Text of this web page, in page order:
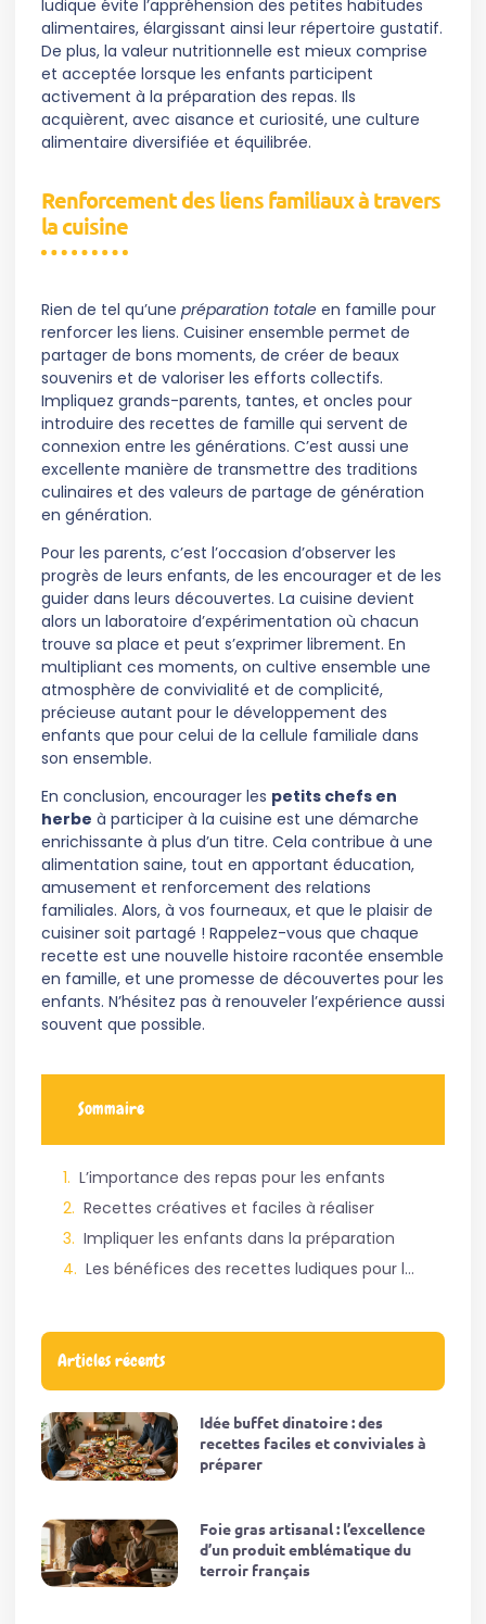
ludique évite l’appréhension des petites habitudes
alimentaires, élargissant ainsi leur répertoire gustatif.
De plus, la valeur nutritionnelle est mieux comprise
et acceptée lorsque les enfants participent
activement à la préparation des repas. Ils
acquièrent, avec aisance et curiosité, une culture
alimentaire diversifiée et équilibrée.
Renforcement des liens familiaux à travers
la cuisine
Rien de tel qu’une préparation totale en famille pour
renforcer les liens. Cuisiner ensemble permet de
partager de bons moments, de créer de beaux
souvenirs et de valoriser les efforts collectifs.
Impliquez grands-parents, tantes, et oncles pour
introduire des recettes de famille qui servent de
connexion entre les générations. C’est aussi une
excellente manière de transmettre des traditions
culinaires et des valeurs de partage de génération
en génération.
Pour les parents, c’est l’occasion d’observer les
progrès de leurs enfants, de les encourager et de les
guider dans leurs découvertes. La cuisine devient
alors un laboratoire d’expérimentation où chacun
trouve sa place et peut s’exprimer librement. En
multipliant ces moments, on cultive ensemble une
atmosphère de convivialité et de complicité,
précieuse autant pour le développement des
enfants que pour celui de la cellule familiale dans
son ensemble.
En conclusion, encourager les petits chefs en
herbe à participer à la cuisine est une démarche
enrichissante à plus d’un titre. Cela contribue à une
alimentation saine, tout en apportant éducation,
amusement et renforcement des relations
familiales. Alors, à vos fourneaux, et que le plaisir de
cuisiner soit partagé ! Rappelez-vous que chaque
recette est une nouvelle histoire racontée ensemble
en famille, et une promesse de découvertes pour les
enfants. N’hésitez pas à renouveler l’expérience aussi
souvent que possible.
Sommaire
L’importance des repas pour les enfants
Recettes créatives et faciles à réaliser
Impliquer les enfants dans la préparation
Les bénéfices des recettes ludiques pour les enfants
Articles récents
Idée buffet dinatoire : des
recettes faciles et conviviales à
préparer
Foie gras artisanal : l’excellence
d’un produit emblématique du
terroir français